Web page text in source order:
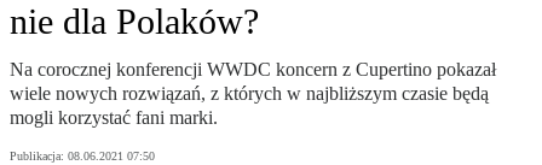
nie dla Polaków?
Na corocznej konferencji WWDC koncern z Cupertino pokazał
wiele nowych rozwiązań, z których w najbliższym czasie będą
mogli korzystać fani marki.
Publikacja: 08.06.2021 07:50